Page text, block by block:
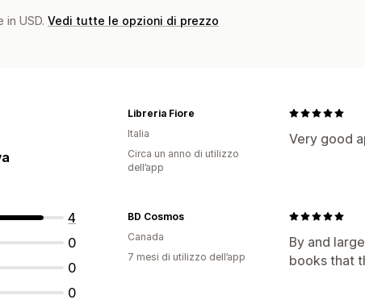
in USD. Vedi tutte le opzioni di prezzo
4
0
0
0
Very good
Libreria Fiore
Italia
Circa un anno di utilizzo
dell’app
By and
books that
BD Cosmos
Canada
7 mesi di utilizzo dell’app